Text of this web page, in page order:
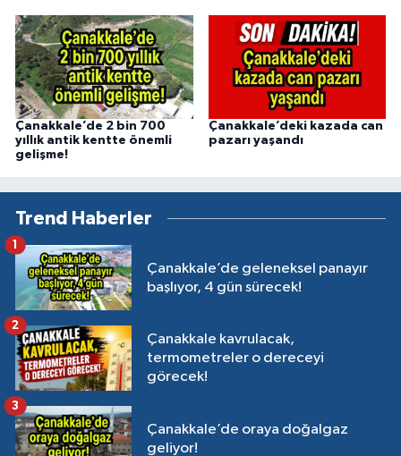
Çanakkale’de 2 bin 700
yıllık antik kentte önemli
gelişme!
Çanakkale’deki kazada can
pazarı yaşandı
Trend Haberler
Çanakkale’de geleneksel panayır
başlıyor, 4 gün sürecek!
1
Çanakkale kavrulacak,
termometreler o dereceyi
görecek!
2
Çanakkale’de oraya doğalgaz
geliyor!
3